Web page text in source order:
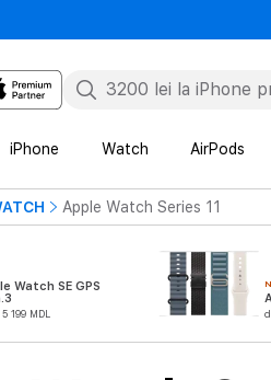
iPhone Watch AirPods
Apple Watch Series 11
Watch SE GPS
199 MDL